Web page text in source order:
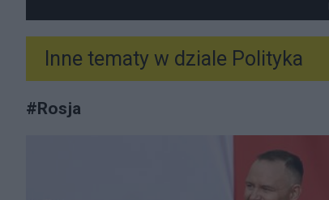
Inne tematy w dziale Polityka
#Rosja